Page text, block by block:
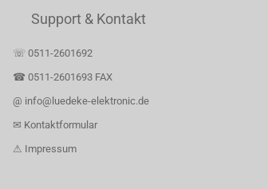
Support & Kontakt
☏ 0511-2601692
☎ 0511-2601693 FAX
@ info@luedeke-elektronic.de
✉ Kontaktformular
⚠ Impressum